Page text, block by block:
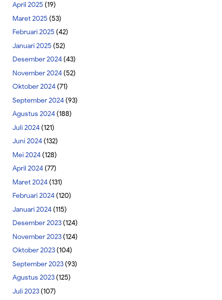
April 2025 (19)
Maret 2025 (53)
Februari 2025 (42)
Januari 2025 (52)
Desember 2024(43)
November 2024(52)
Oktober 2024(71)
September 2024(93)
Agustus 2024(188)
Juli 2024(121)
Juni 2024(132)
Mei 2024(128)
April 2024(77)
Maret 2024(131)
Februari 2024(120)
Januari 2024(115)
Desember 2023(124)
November 2023(124)
Oktober 2023(104)
September 2023(93)
Agustus 2023(125)
Juli 2023(107)